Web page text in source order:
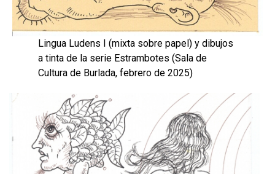
Lingua Ludens I (mixta sobre papel) y dibujos
a tinta de la serie Estrambotes (Sala de
Cultura de Burlada, febrero de 2025)